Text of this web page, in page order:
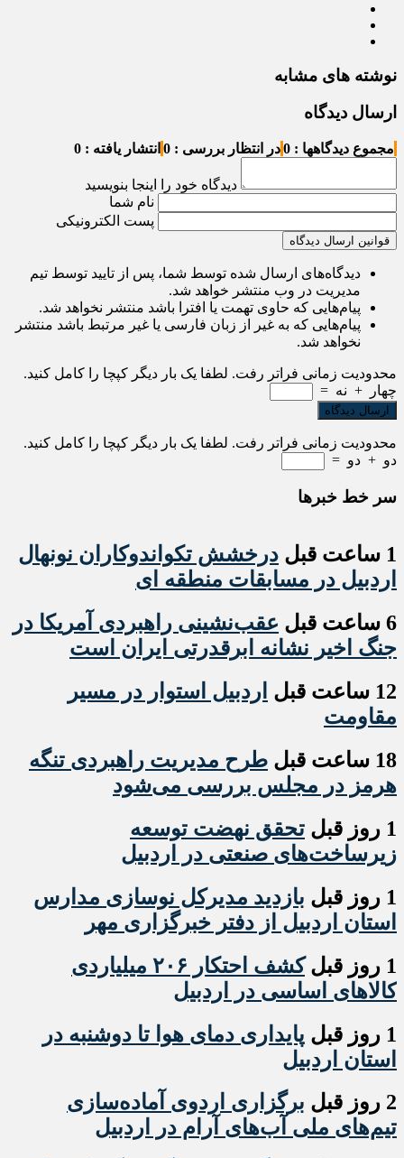
نوشته های مشابه
ارسال دیدگاه
مجموع دیدگاهها : 0 در انتظار بررسی : 0 انتشار یافته : 0
دیدگاه خود را اینجا بنویسید
نام شما
پست الکترونیکی
قوانین ارسال دیدگاه
دیدگاه‌های ارسال شده توسط شما، پس از تایید توسط تیم
مدیریت در وب منتشر خواهد شد.
پیام‌هایی که حاوی تهمت یا افترا باشد منتشر نخواهد شد.
پیام‌هایی که به غیر از زبان فارسی یا غیر مرتبط باشد منتشر
نخواهد شد.
محدودیت زمانی فراتر رفت. لطفا یک بار دیگر کپچا را کامل کنید.
چهار
+ نه =
محدودیت زمانی فراتر رفت. لطفا یک بار دیگر کپچا را کامل کنید.
دو + دو =
سر خط خبرها
1 ساعت قبل
درخشش تکواندوکاران نونهال
اردبیل در مسابقات منطقه ای
6 ساعت قبل
عقب‌نشینی راهبردی آمریکا در
جنگ اخیر نشانه ابرقدرتی ایران است
12 ساعت قبل
اردبیل استوار در مسیر
مقاومت
18 ساعت قبل
طرح مدیریت راهبردی تنگه
هرمز در مجلس بررسی می‌شود
1 روز قبل
تحقق نهضت توسعه
زیرساخت‌های صنعتی در اردبیل
1 روز قبل
بازدید مدیرکل نوسازی مدارس
استان اردبیل از دفتر خبرگزاری مهر
1 روز قبل
کشف احتکار ۲۰۶ میلیاردی
کالاهای اساسی در اردبیل
1 روز قبل
پایداری دمای هوا تا دوشنبه در
استان اردبیل
2 روز قبل
برگزاری اردوی آماده‌سازی
تیم‌های ملی آب‌های آرام در اردبیل